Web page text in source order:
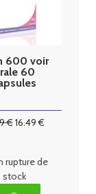
600 voir
60
€16.49€
rupture de
stock